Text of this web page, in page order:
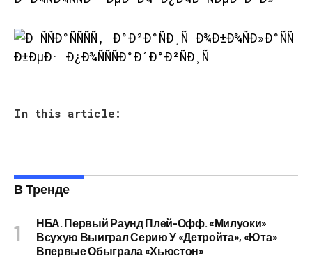
In this article:
В Тренде
НБА. Первый Раунд Плей-Офф. «Милуоки»
Всухую Выиграл Серию У «Детройта», «Юта»
Впервые Обыграла «Хьюстон»